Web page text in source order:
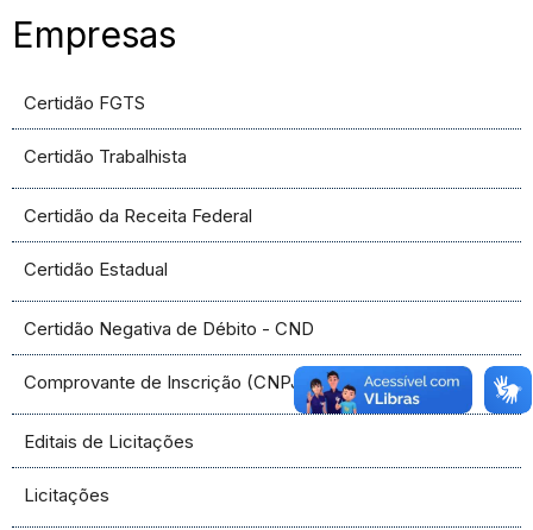
Empresas
Certidão FGTS
Certidão Trabalhista
Certidão da Receita Federal
Certidão Estadual
Certidão Negativa de Débito - CND
Comprovante de Inscrição (CNPJ)
Editais de Licitações
Licitações